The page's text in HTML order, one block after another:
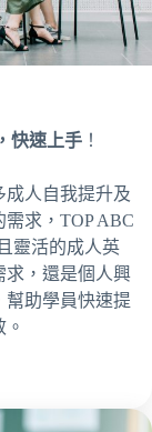
快速上手 ！
成人自我提升及
求，TOP ABC
靈活的成人英
求，還是個人興
幫助學員快速提